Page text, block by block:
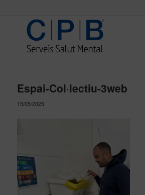
Espai-Col·lectiu-3web
15/05/2025